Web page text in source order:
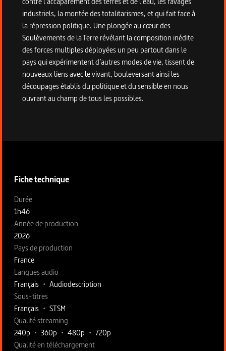
industriels, la montée des totalitarismes, et qui fait face à
la répression politique. Une plongée au cœur des
Soulèvements de la Terre révélant la composition inédite
des forces multiples déployées un peu partout dans le
pays qui expérimentent d’autres modes de vie, tissent de
nouveaux liens avec le vivant, bouleversant ainsi les
découpages établis du politique et du sensible en nous
ouvrant au champ de tous les possibles.
Fiche technique
Fiche technique section gauche
Durée
1h46
Année de production
2026
Pays de production
France
Langues audio
Français • Audiodescription
Sous-titres
Français • STSM
Qualité streaming
240p • 360p • 480p • 720p
Qualité en téléchargement